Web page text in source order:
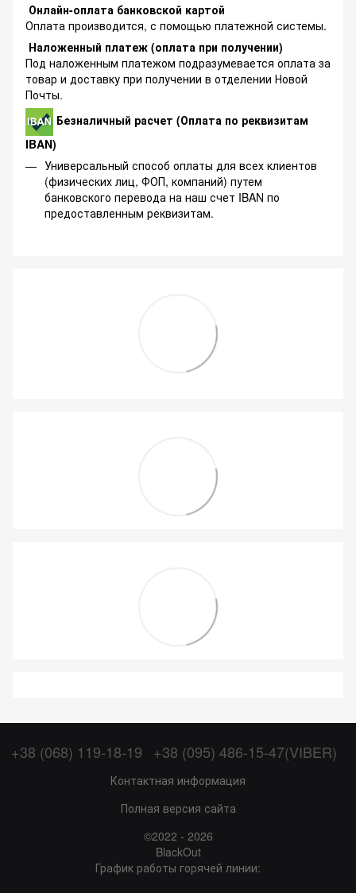
Онлайн-оплата банковской картой
Оплата производится, с помощью платежной системы.
Наложенный платеж (оплата при получении)
Под наложенным платежом подразумевается оплата за
товар и доставку при получении в отделении Новой
Почты.
Безналичный расчет (Оплата по реквизитам
IBAN)
Универсальный способ оплаты для всех клиентов
(физических лиц, ФОП, компаний) путем
банковского перевода на наш счет IBAN по
предоставленным реквизитам.
+38 (068) 119-18-19 +38 (095) 486-15-47(VIBER)
Контактная информация
Полная версия сайта
©2022 - 2026
BlackOut
График работы горячей линии: